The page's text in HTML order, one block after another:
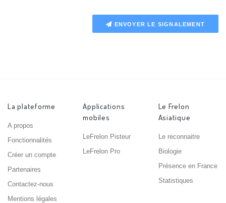
ENVOYER LE SIGNALEMENT
La plateforme
A propos
Fonctionnalités
Créer un compte
Partenaires
Contactez-nous
Mentions légales
Applications
mobiles
LeFrelon Pisteur
LeFrelon Pro
Le Frelon
Asiatique
Le reconnaitre
Biologie
Présence en France
Statistiques